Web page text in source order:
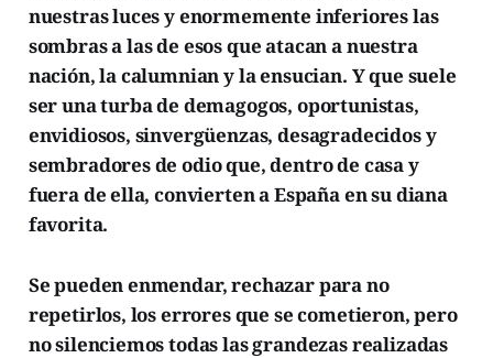
nuestras luces y enormemente inferiores las
sombras a las de esos que atacan a nuestra
nación, la calumnian y la ensucian. Y que suele
ser una turba de demagogos, oportunistas,
envidiosos, sinvergüenzas, desagradecidos y
sembradores de odio que, dentro de casa y
fuera de ella, convierten a España en su diana
favorita.
Se pueden enmendar, rechazar para no
repetirlos, los errores que se cometieron, pero
no silenciemos todas las grandezas realizadas